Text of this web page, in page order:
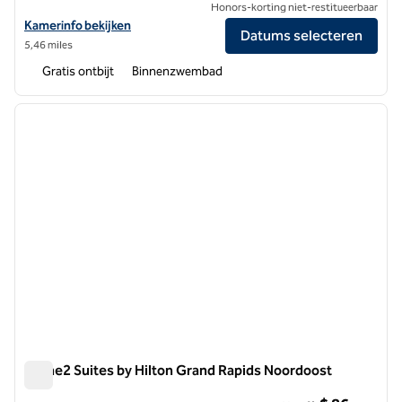
Bekijk hoteldetails voor Homewood Suites by Hilton Grand Rapids
Kamerinfo bekijken
5,46 miles
Honors-korting niet-restitueerbaar
Datums selecteren
Gratis ontbijt Binnenzwembad
1 van 12
Home2 Suites by Hilton Grand Rapids Noordoost